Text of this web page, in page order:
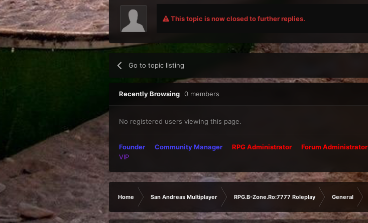
This topic is now closed to further replies.
Go to topic listing
Recently Browsing 0 members
No registered users viewing this page.
Founder Community Manager RPG Administrator Forum Administrator
VIP
Home San Andreas Multiplayer RPG.B-Zone.Ro:7777 Roleplay General